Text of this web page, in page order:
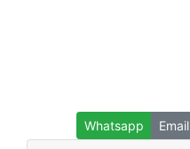
Whatsapp Email